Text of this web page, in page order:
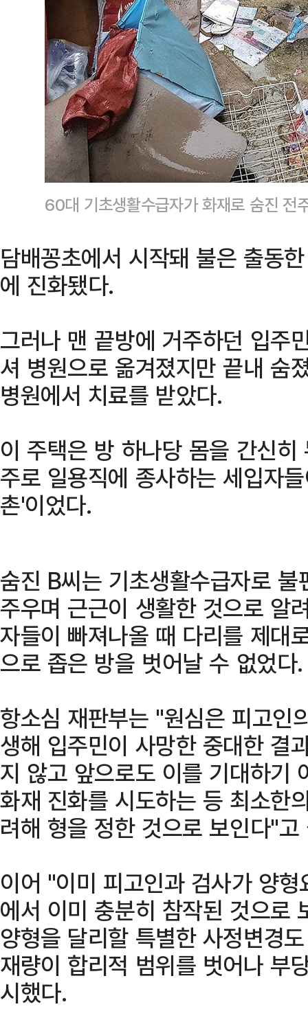
60대 기초생활수급자가 화재로 숨진
담배꽁초에서 시작돼 불은 출동
에 진화됐다.
그러나 맨 끝방에 거주하던 입
셔 병원으로 옮겨졌지만 끝내 숨
병원에서 치료를 받았다.
이 주택은 방 하나당 몸을 간신
주로 일용직에 종사하는 세입자
촌'이었다.
숨진 B씨는 기초생활수급자로
주우며 근근이 생활한 것으로 알
자들이 빠져나올 때 다리를 제대
으로 좁은 방을 벗어날 수 없었다.
항소심 재판부는 "원심은 피고인
생해 입주민이 사망한 중대한 결
지 않고 앞으로도 이를 기대하기
화재 진화를 시도하는 등 최소한
려해 형을 정한 것으로 보인다"고
이어 "이미 피고인과 검사가 양
에서 이미 충분히 참작된 것으로
양형을 달리할 특별한 사정변경
재량이 합리적 범위를 벗어나 부
시했다.